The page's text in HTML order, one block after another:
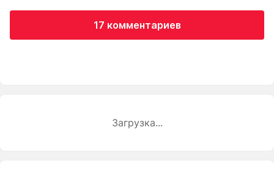
17 комментариев
Загрузка...